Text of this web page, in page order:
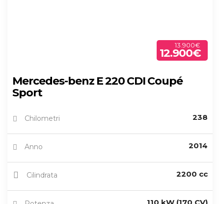
13.900€
12.900€
Mercedes-benz E 220 CDI Coupé
Sport
Chilometri 238
Anno 2014
Cilindrata 2200 cc